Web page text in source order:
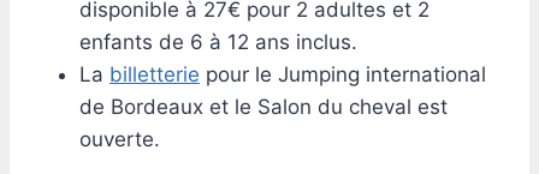
disponible à 27€ pour 2 adultes et 2
enfants de 6 à 12 ans inclus.
La billetterie pour le Jumping international
de Bordeaux et le Salon du cheval est
ouverte.